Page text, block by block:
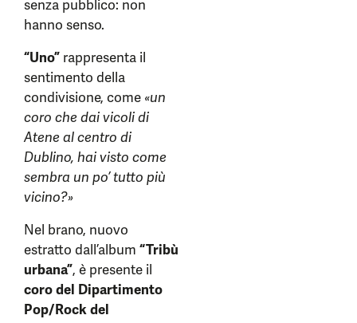
senza pubblico: non
hanno senso.
“Uno” rappresenta il
sentimento della
condivisione, come «un
coro che dai vicoli di
Atene al centro di
Dublino, hai visto come
sembra un po’ tutto più
vicino?»
Nel brano, nuovo
estratto dall’album “Tribù
urbana”, è presente il
coro del Dipartimento
Pop/Rock del